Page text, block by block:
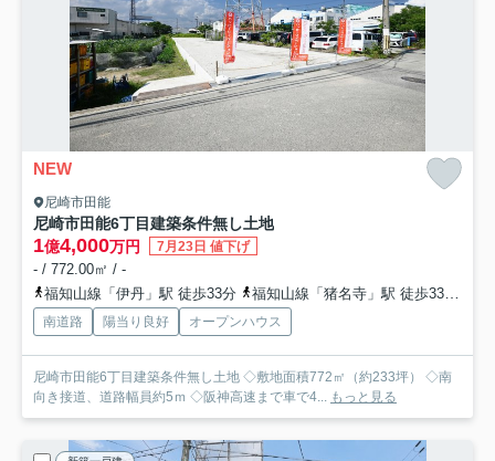
NEW
尼崎市田能
尼崎市田能6丁目建築条件無し土地
1億4,000万円 7月23日 値下げ
- / 772.00㎡ / -
福知山線「伊丹」駅 徒歩33分
福知山線「猪名寺」駅 徒歩33分
南道路 陽当り良好 オープンハウス
尼崎市田能6丁目建築条件無し土地 ◇敷地面積772㎡（約233坪） ◇南
向き接道、道路幅員約5ｍ ◇阪神高速まで車で4... もっと見る